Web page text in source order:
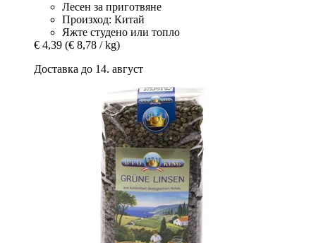
Лесен за приготвяне
Произход: Китай
Яжте студено или топло
€ 4,39 (€ 8,78 / kg)
Доставка до 14. август